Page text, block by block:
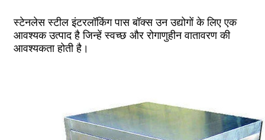
स्टेनलेस स्टील इंटरलॉकिंग पास बॉक्स उन उद्योगों के लिए एक
आवश्यक उत्पाद है जिन्हें स्वच्छ और रोगाणुहीन वातावरण की
आवश्यकता होती है।